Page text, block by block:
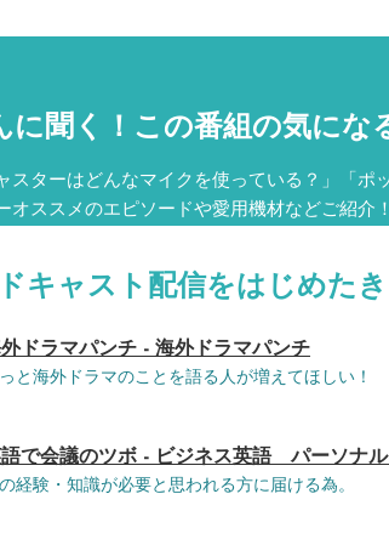
に聞く！ この番組の気にな
スターはどんなマイクを使っている？」「
オススメのエピソードや愛用機材などご紹介！
キャスト配信をはじめた
ドラマパンチ - 海外ドラマパンチ
と海外ドラマのことを語る人が増えてほしい！
で会議のツボ - ビジネス英語 パーソ
経験・知識が必要と思われる方に届ける為。